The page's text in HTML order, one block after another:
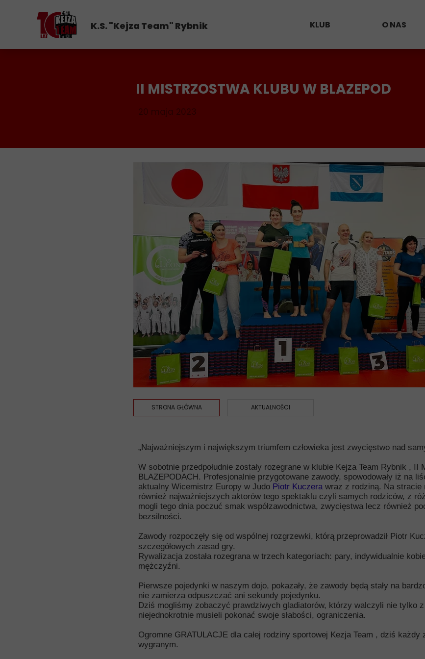
KLUB
Kalendarz
Zapisy i płatność
O NAS
Kontakt
K.S. "Kejza Team" Rybnik
STRONA GŁÓWNA AKTUALNOŚCI
20 maja 2023
II MISTRZOSTWA KLUBU W BLAZEPOD
„Najważniejszym i największym triumfem człowieka jest zwycięstwo nad
W sobotnie przedpołudnie zostały rozegrane w klubie Kejza Team Rybnik , II
BLAZEPODACH. Profesjonalnie przygotowane zawody, spowodowały iż na
aktualny Wicemistrz Europy w Judo Piotr Kuczerawraz z rodziną. Na stracie
również najważniejszych aktorów tego spektaklu czyli samych rodziców, z
mogli tego dnia poczuć smak współzawodnictwa, zwycięstwa lecz również
bezsilności.
Zawody rozpoczęły się od wspólnej rozgrzewki, którą przeprowadził Piotr
szczegółowych zasad gry.
Rywalizacja została rozegrana w trzech kategoriach: pary, indywidualnie
mężczyźni.
Pierwsze pojedynki w naszym dojo, pokazały, że zawody będą stały na
nie zamierza odpuszczać ani sekundy pojedynku.
Dziś mogliśmy zobaczyć prawdziwych gladiatorów, którzy walczyli nie tylko
niejednokrotnie musieli pokonać swoje słabości, ograniczenia.
Ogromne GRATULACJE dla całej rodziny sportowej Kezja Team , dziś każdy
wygranym.